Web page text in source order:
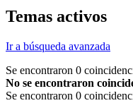
Temas activos
Ir a búsqueda avanzada
Se encontraron 0
No se encontraron
Se encontraron 0